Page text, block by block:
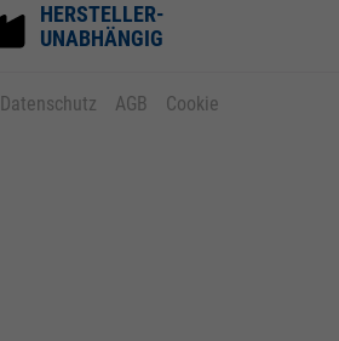
HERSTELLER-
UNABHÄNGIG
Datenschutz AGB Cookie